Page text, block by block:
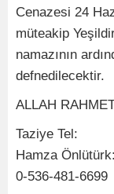
Cenazesi 24
müteakip
namazının
defnedilecektir.
ALLAH
Taziye Tel:
Hamza Önlütürk:
0-536-481-6699